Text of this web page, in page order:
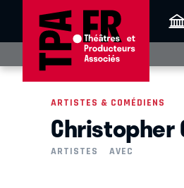
ARTISTES & COMÉDIENS
Christopher
ARTISTES AVEC